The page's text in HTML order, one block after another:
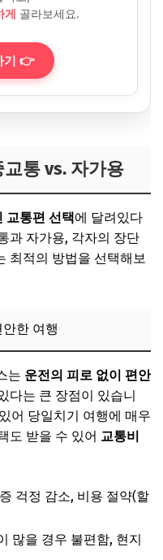
게 골라보세요.
기 👉
통 vs. 자가용
교통편 선택에 달려있다
과 자가용, 각자의 장단
최적의 방법을 선택해보
한 여행
는 운전의 피로 없이 편안
다는 큰 장점이 있습니
어 당일치기 여행에 매우
도 받을 수 있어 교통비
걱정 감소, 비용 절약(할
많을 경우 불편함, 현지